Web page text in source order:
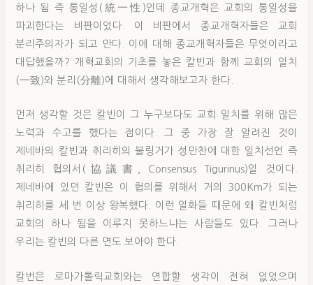
하나 됨 즉 통일성(統一性)인데 종교개혁은 교회의 통일성을
파괴한다는 비판이었다. 이 비판에서 종교개혁자들은 교회
분리주의자가 되고 만다. 이에 대해 종교개혁자들은 무엇이라고
대답했을까? 개혁교회의 기초를 놓은 칼빈과 함께 교회의 일치
(一致)와 분리(分離)에 대해서 생각해보고자 한다.
먼저 생각할 것은 칼빈이 그 누구보다도 교회 일치를 위해 많은
노력과 수고를 했다는 점이다. 그 중 가장 잘 알려진 것이
제네바의 칼빈과 취리히의 불링거가 성만찬에 대한 일치선언 즉
취리히 협의서(協議書, Consensus Tigurinus)일 것이다.
제네바에 있던 칼빈은 이 협의를 위해서 거의 300Km가 되는
취리히를 세 번 이상 왕복했다. 이런 일화들 때문에 왜 칼빈처럼
교회의 하나 됨을 이루지 못하느냐는 사람들도 있다. 그러나
우리는 칼빈의 다른 면도 보아야 한다.
칼번은 로마가톨릭교회와는 연합할 생각이 전혀 없었으며